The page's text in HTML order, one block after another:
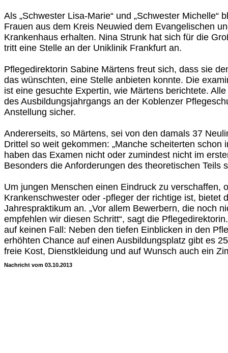
Als „Schwester Lisa-Marie“ und „Schwester Michelle“
Frauen aus dem Kreis Neuwied dem Evangelischen
Krankenhaus erhalten. Nina Strunk hat sich für die
tritt eine Stelle an der Uniklinik Frankfurt an.
Pflegedirektorin Sabine Märtens freut sich, dass sie
das wünschten, eine Stelle anbieten konnte. Die
ist eine gesuchte Expertin, wie Märtens berichtete.
des Ausbildungsjahrgangs an der Koblenzer
Anstellung sicher.
Andererseits, so Märtens, sei von den damals 37
Drittel so weit gekommen: „Manche scheiterten schon
haben das Examen nicht oder zumindest nicht im
Besonders die Anforderungen des theoretischen Teils
Um jungen Menschen einen Eindruck zu verschaffen,
Krankenschwester oder -pfleger der richtige ist, bietet
Jahrespraktikum an. „Vor allem Bewerbern, die noch
empfehlen wir diesen Schritt“, sagt die
auf keinen Fall: Neben den tiefen Einblicken in den
erhöhten Chance auf einen Ausbildungsplatz gibt es
freie Kost, Dienstkleidung und auf Wunsch auch ein
Nachricht vom 03.10.2013